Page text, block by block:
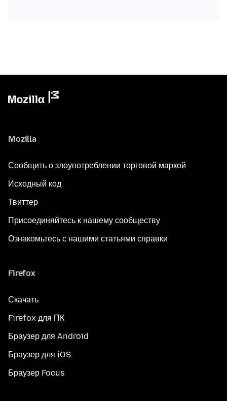
Mozilla
Сообщить о злоупотреблении торговой маркой
Исходный код
Твиттер
Присоединяйтесь к нашему сообществу
Ознакомьтесь с нашими статьями справки
Firefox
Скачать
Firefox для ПК
Браузер для Android
Браузер для iOS
Браузер Focus